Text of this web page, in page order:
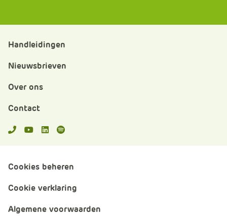
Handleidingen
Nieuwsbrieven
Over ons
Contact
APS.Features.Social.YoutubeText
APS.Features.Social.LinkedInText
Spotify
Cookies beheren
Cookie verklaring
Algemene voorwaarden